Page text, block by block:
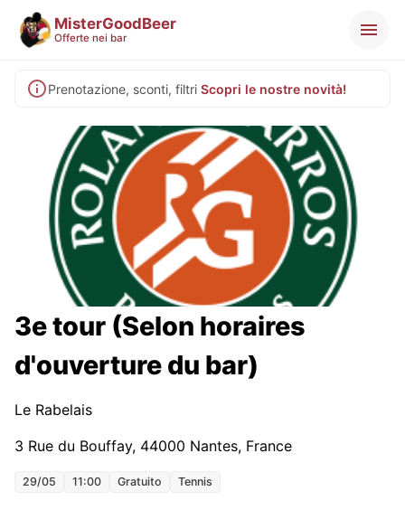
MisterGoodBeer
Offerte nei bar
Prenotazione, sconti, filtri Scopri le nostre novità!
3e tour (Selon horaires
d'ouverture du bar)
Le Rabelais
3 Rue du Bouffay, 44000 Nantes, France
29/05 11:00 Gratuito Tennis